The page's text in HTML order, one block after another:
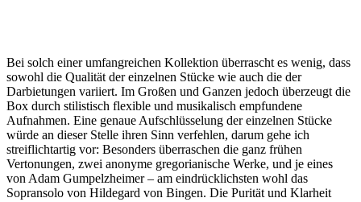
Bei solch einer umfangreichen Kollektion überrascht es wenig, dass
sowohl die Qualität der einzelnen Stücke wie auch die der
Darbietungen variiert. Im Großen und Ganzen jedoch überzeugt die
Box durch stilistisch flexible und musikalisch empfundene
Aufnahmen. Eine genaue Aufschlüsselung der einzelnen Stücke
würde an dieser Stelle ihren Sinn verfehlen, darum gehe ich
streiflichtartig vor: Besonders überraschen die ganz frühen
Vertonungen, zwei anonyme gregorianische Werke, und je eines
von Adam Gumpelzheimer – am eindrücklichsten wohl das
Sopransolo von Hildegard von Bingen. Die Purität und Klarheit